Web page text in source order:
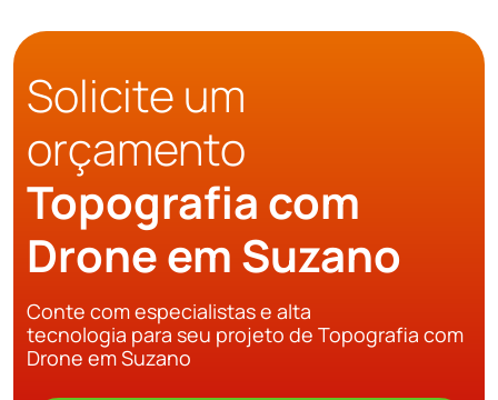
Solicite um
orçamento
Topografia com
Drone em Suzano
Conte com especialistas e alta
tecnologia para seu projeto de Topografia com
Drone em Suzano